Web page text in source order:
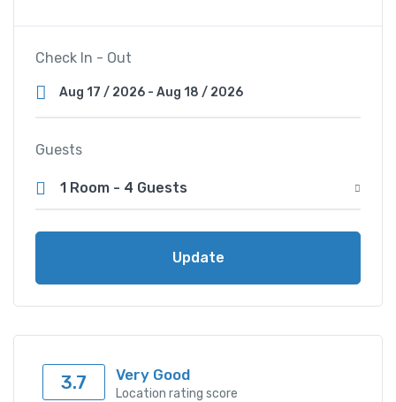
Check In - Out
Guests
1 Room - 4 Guests
Update
3.7 Very Good
Location rating score